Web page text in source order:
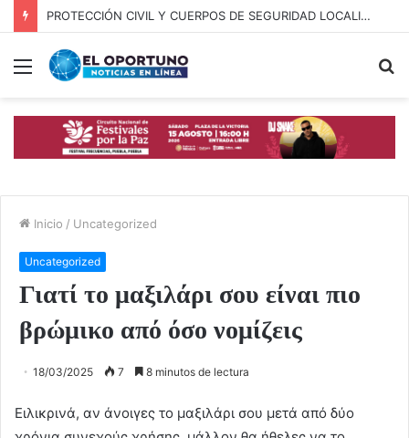
PROTECCIÓN CIVIL Y CUERPOS DE SEGURIDAD LOCALIZAN A OFICIAL DE OCOYUCAN
Menú
Inicio / Uncategorized
Uncategorized
Γιατί το μαξιλάρι σου είναι πιο
βρώμικο από όσο νομίζεις
18/03/2025 7 8 minutos de lectura
Ειλικρινά, αν άνοιγες το μαξιλάρι σου μετά από δύο